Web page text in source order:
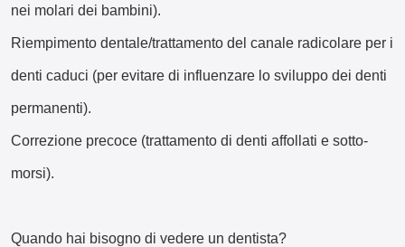
nei molari dei bambini).
Riempimento dentale/trattamento del canale radicolare per i
denti caduci (per evitare di influenzare lo sviluppo dei denti
permanenti).
Correzione precoce (trattamento di denti affollati e sotto-
morsi).
Quando hai bisogno di vedere un dentista?